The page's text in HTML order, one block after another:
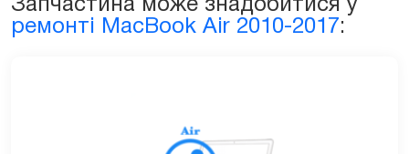
Запчастина може знадобитися у
ремонті MacBook Air 2010-2017: